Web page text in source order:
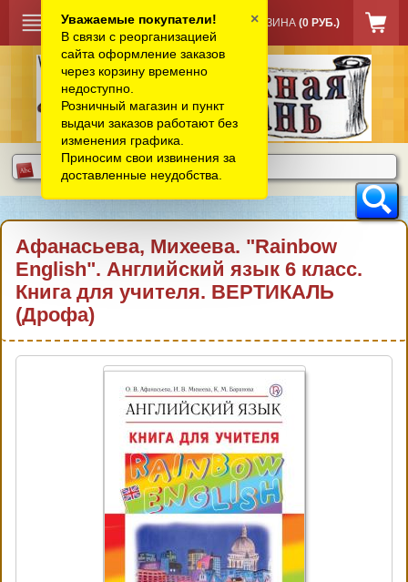
КОРЗИНА (0 РУБ.)
Афанасьева, Михеева. "Rainbow
English". Английский язык 6 класс.
Книга для учителя. ВЕРТИКАЛЬ
(Дрофа)
Уважаемые покупатели!
В связи с реорганизацией
сайта оформление заказов
через корзину временно
недоступно.
Розничный магазин и пункт
выдачи заказов работают без
изменения графика.
Приносим свои извинения за
доставленные неудобства.
×